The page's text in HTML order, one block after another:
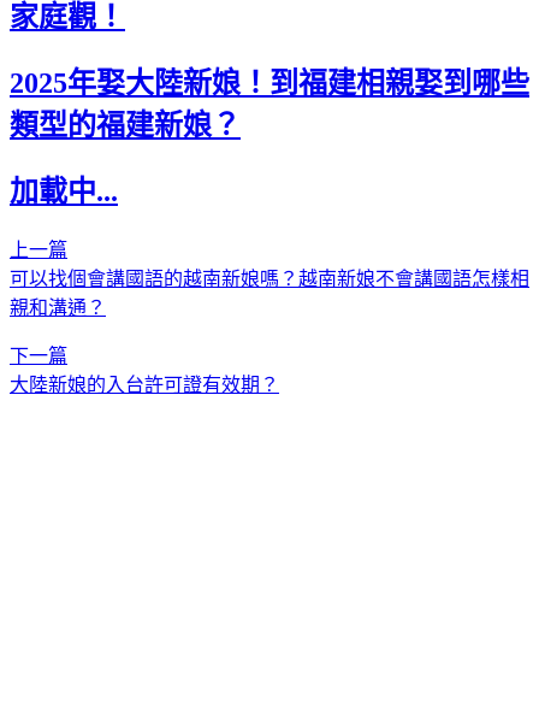
家庭觀！
2025年娶大陸新娘！到福建相親娶到哪些
類型的福建新娘？
加載中...
上一篇
可以找個會講國語的越南新娘嗎？越南新娘不會講國語怎樣相
親和溝通？
下一篇
大陸新娘的入台許可證有效期？